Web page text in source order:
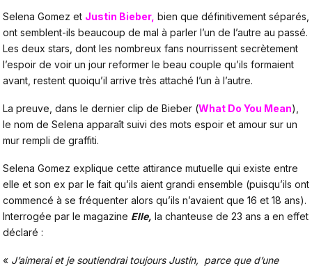
Selena Gomez et Justin Bieber, bien que définitivement séparés,
ont semblent-ils beaucoup de mal à parler l’un de l’autre au passé.
Les deux stars, dont les nombreux fans nourrissent secrètement
l’espoir de voir un jour reformer le beau couple qu’ils formaient
avant, restent quoiqu’il arrive très attaché l’un à l’autre.
La preuve, dans le dernier clip de Bieber (What Do You Mean),
le nom de Selena apparaît suivi des mots espoir et amour sur un
mur rempli de graffiti.
Selena Gomez explique cette attirance mutuelle qui existe entre
elle et son ex par le fait qu’ils aient grandi ensemble (puisqu’ils ont
commencé à se fréquenter alors qu’ils n’avaient que 16 et 18 ans).
Interrogée par le magazine Elle, la chanteuse de 23 ans a en effet
déclaré :
« J’aimerai et je soutiendrai toujours Justin, parce que d’une